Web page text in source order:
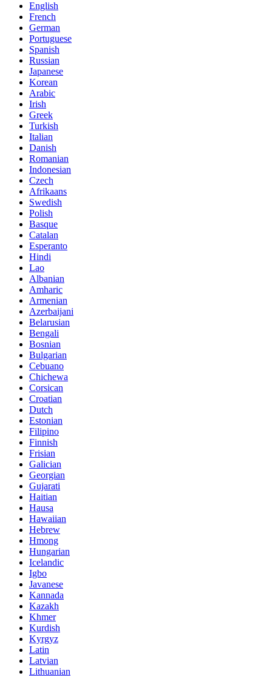
English
French
German
Portuguese
Spanish
Russian
Japanese
Korean
Arabic
Irish
Greek
Turkish
Italian
Danish
Romanian
Indonesian
Czech
Afrikaans
Swedish
Polish
Basque
Catalan
Esperanto
Hindi
Lao
Albanian
Amharic
Armenian
Azerbaijani
Belarusian
Bengali
Bosnian
Bulgarian
Cebuano
Chichewa
Corsican
Croatian
Dutch
Estonian
Filipino
Finnish
Frisian
Galician
Georgian
Gujarati
Haitian
Hausa
Hawaiian
Hebrew
Hmong
Hungarian
Icelandic
Igbo
Javanese
Kannada
Kazakh
Khmer
Kurdish
Kyrgyz
Latin
Latvian
Lithuanian